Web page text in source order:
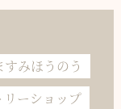
すみほうのう
ーショップ